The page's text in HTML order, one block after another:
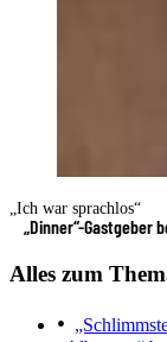
„Ich war sprachlos“
„Dinner“-Gastgeber
Alles zum